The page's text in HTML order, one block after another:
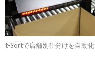
t-Sortで店舗別仕分けを自動化